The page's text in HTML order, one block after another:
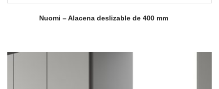
Nuomi – Alacena deslizable de 400 mm